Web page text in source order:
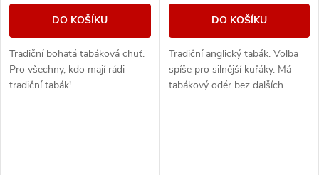
DO KOŠÍKU
Tradiční bohatá tabáková chuť.
Pro všechny, kdo mají rádi
tradiční tabák!
DO KOŠÍKU
Tradiční anglický tabák. Volba
spíše pro silnější kuřáky. Má
tabákový odér bez dalších
aromatických prvků.